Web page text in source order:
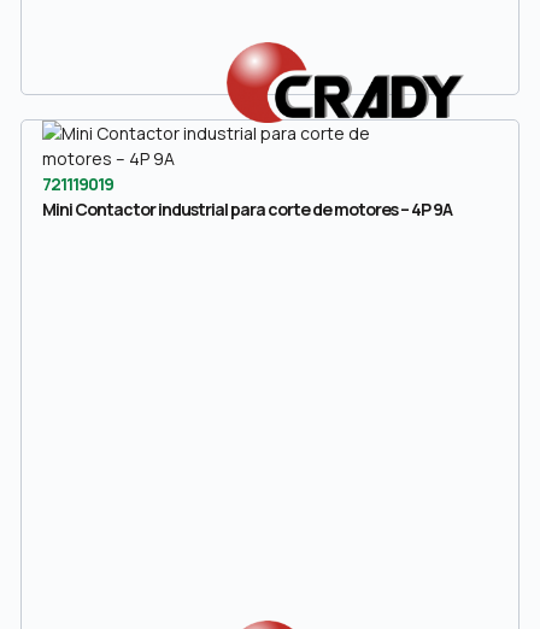
721119019
Mini Contactor industrial para corte de motores – 4P 9A